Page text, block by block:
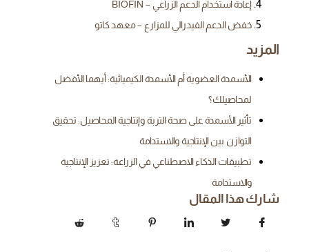
إعادة استخدام الدعم الزراعي – BIOFIN
خفض الدعم الفيدرالي للمزارع – معهد كاتو
المزيد
الأسمدة العضوية أم الأسمدة الكيميائية: أيهما الأفضل
لمحاصيلك؟
تأثير الأسمدة على صحة التربة وإنتاجية المحاصيل: تحقيق
التوازن بين الإنتاجية والاستدامة
تطبيقات الذكاء الاصطناعي في الزراعة: تعزيز الإنتاجية
والاستدامة
شارك هذا المقال